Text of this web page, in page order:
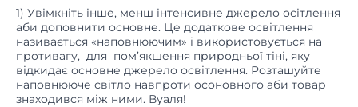
аби доповнити основне. Це додаткове освітлення
називається «наповнюючим» і використовується на
противагу, для пом’якшення природньої тіні, яку
відкидає основне джерело освітлення. Розташуйте
наповнююче світло навпроти осоновного аби товар
знаходився між ними. Вуаля!